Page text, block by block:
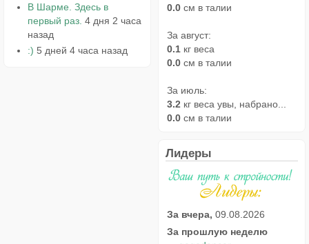
В Шарме. Здесь в
первый раз. 4 дня 2 часа
назад
:) 5 дней 4 часа назад
0.0 см в талии
За август:
0.1 кг веса
0.0 см в талии
За июль:
3.2 кг веса увы, набрано...
0.0 см в талии
Лидеры
За вчера, 09.08.2026
За прошлую неделю